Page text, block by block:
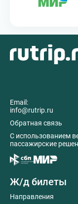
Email:
info@rutrip.ru
Обратная связь
C использованием
пассажирские
Ж/д билеты
Направления